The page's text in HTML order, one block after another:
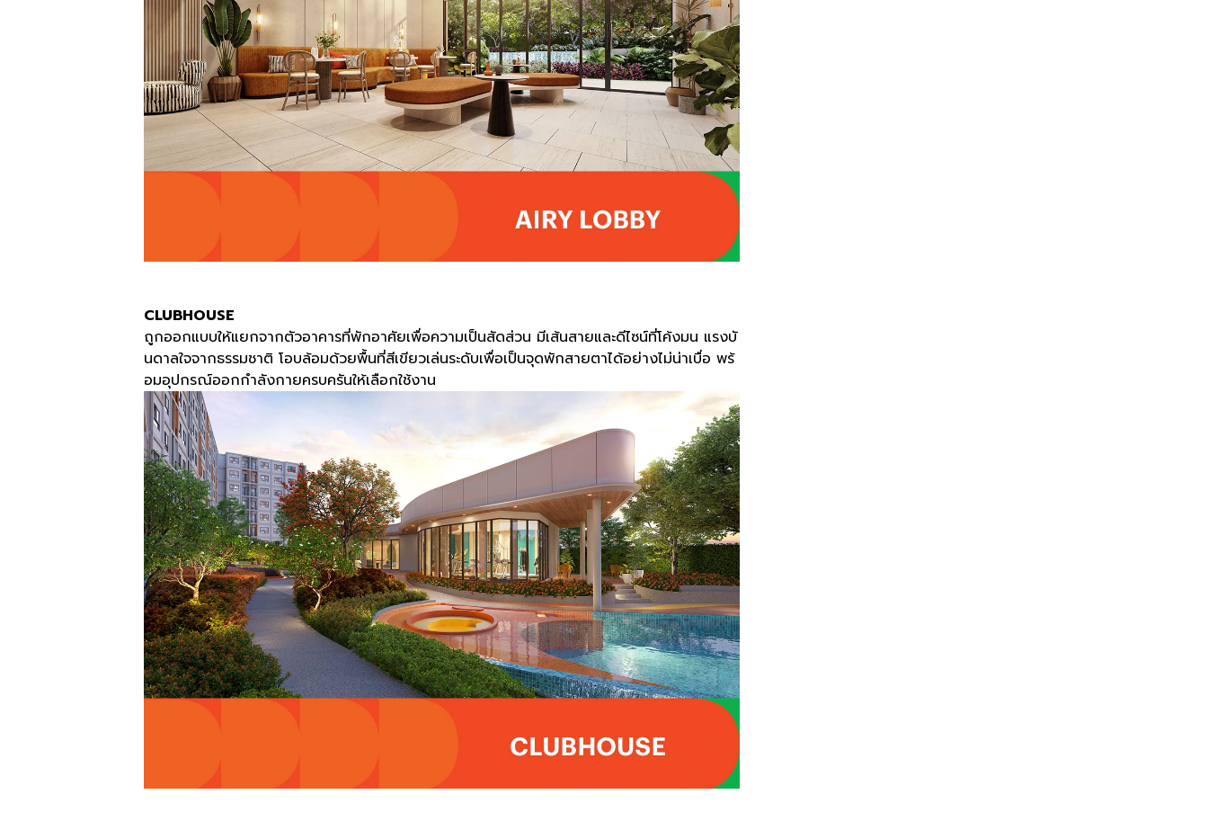
CLUBHOUSE
ถูกออกแบบให้แยกจากตัวอาคารที่พักอาศัยเพื่อความเป็นสัดส่วน มีเส้นสายและดีไซน์ที่โค้งมน แรงบั
นดาลใจจากธรรมชาติ โอบล้อมด้วยพื้นที่สีเขียวเล่นระดับเพื่อเป็นจุดพักสายตาได้อย่างไม่น่าเบื่อ พร้
อมอุปกรณ์ออกกำลังกายครบครันให้เลือกใช้งาน